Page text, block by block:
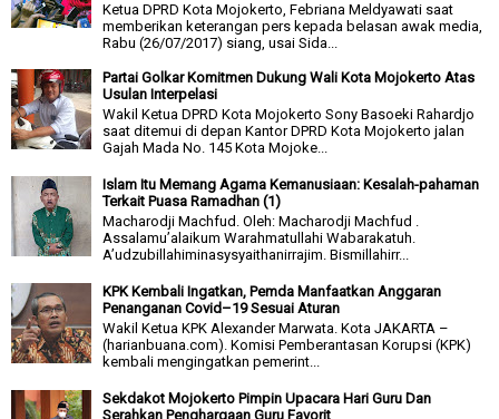
Ketua DPRD Kota Mojokerto, Febriana Meldyawati saat
memberikan keterangan pers kepada belasan awak media,
Rabu (26/07/2017) siang, usai Sida...
Partai Golkar Komitmen Dukung Wali Kota Mojokerto Atas
Usulan Interpelasi
Wakil Ketua DPRD Kota Mojokerto Sony Basoeki Rahardjo
saat ditemui di depan Kantor DPRD Kota Mojokerto jalan
Gajah Mada No. 145 Kota Mojoke...
Islam Itu Memang Agama Kemanusiaan: Kesalah-pahaman
Terkait Puasa Ramadhan (1)
Macharodji Machfud. Oleh: Macharodji Machfud .
Assalamu’alaikum Warahmatullahi Wabarakatuh.
A’udzubillahiminasysyaithanirrajim. Bismillahirr...
KPK Kembali Ingatkan, Pemda Manfaatkan Anggaran
Penanganan Covid–19 Sesuai Aturan
Wakil Ketua KPK Alexander Marwata. Kota JAKARTA –
(harianbuana.com). Komisi Pemberantasan Korupsi (KPK)
kembali mengingatkan pemerint...
Sekdakot Mojokerto Pimpin Upacara Hari Guru Dan
Serahkan Penghargaan Guru Favorit